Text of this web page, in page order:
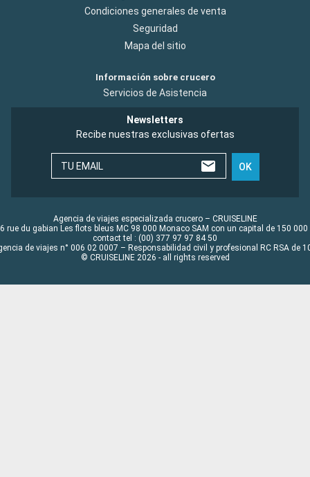
Condiciones generales de venta
Seguridad
Mapa del sitio
Información sobre crucero
Servicios de Asistencia
Newsletters
Recibe nuestras exclusivas ofertas
TU EMAIL OK
Agencia de viajes especializada crucero – CRUISELINE
rue du gabian Les flots bleus MC 98 000 Monaco SAM con un capital de 150 000
contact tel : (00) 377 97 97 84 50
de viajes n° 006 02 0007 – Responsabilidad civil y profesional RC RSA de
© CRUISELINE 2026 - all rights reserved